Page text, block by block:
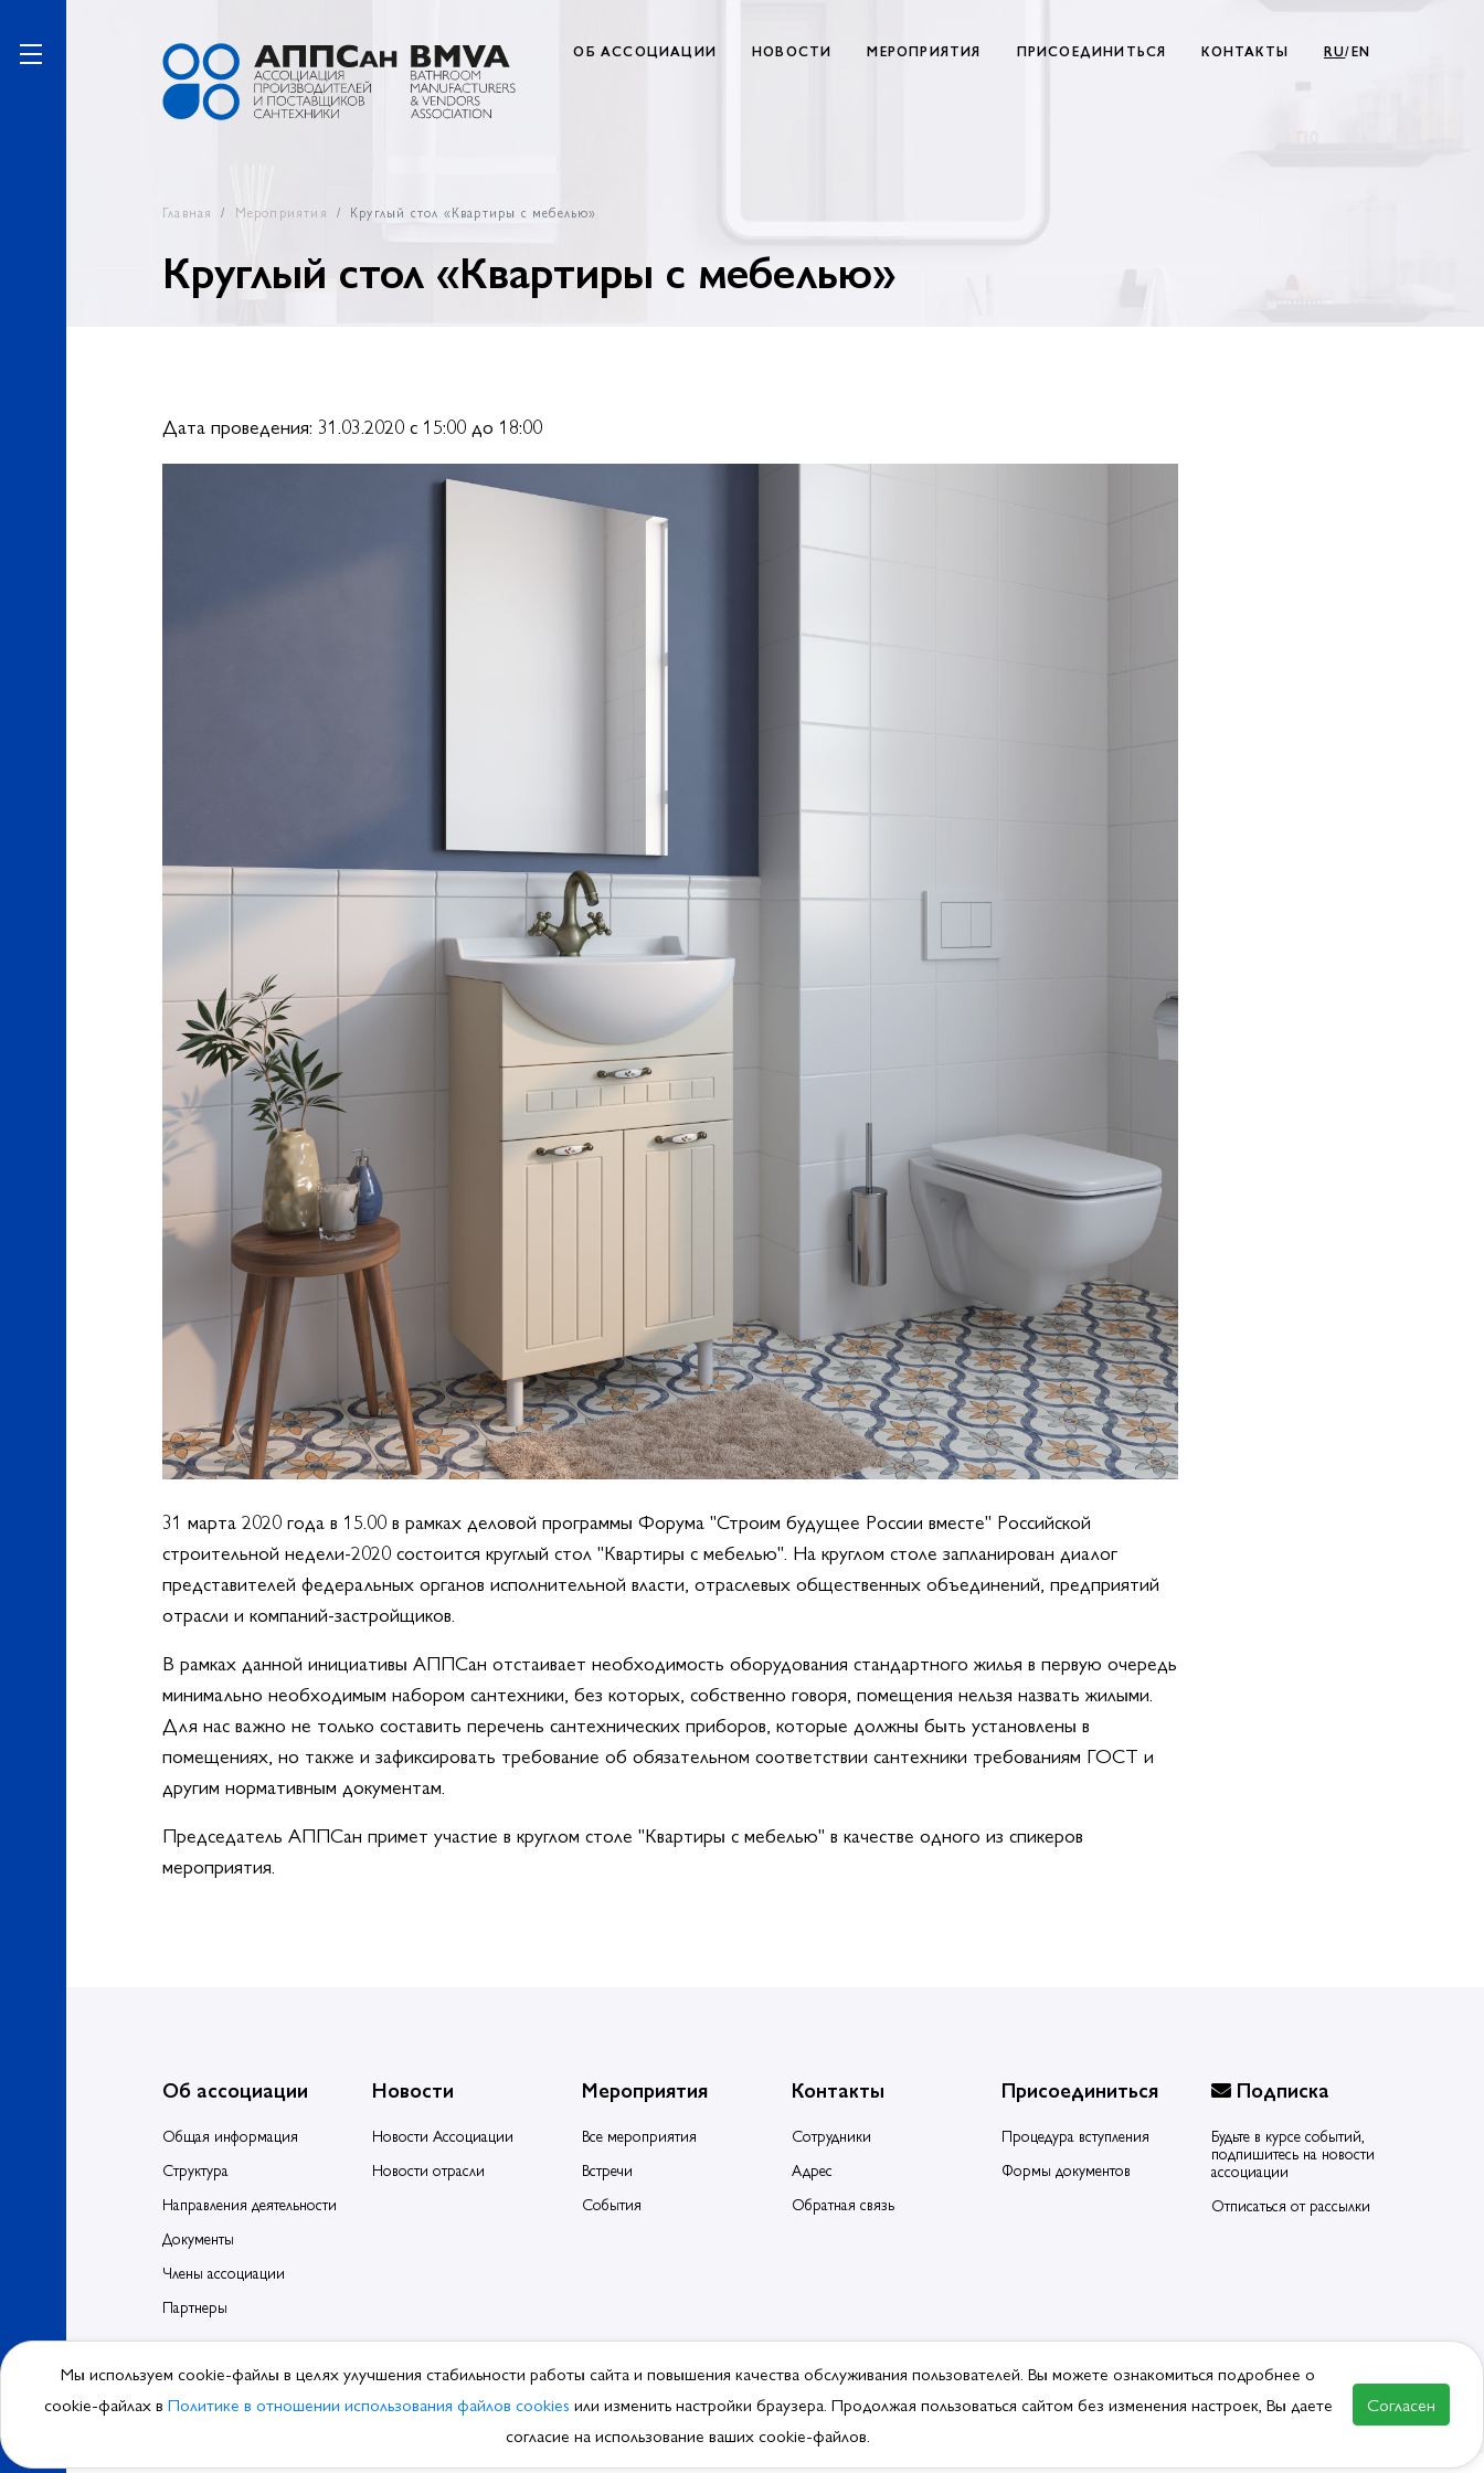
ОБ АССОЦИАЦИИ НОВОСТИ МЕРОПРИЯТИЯ ПРИСОЕДИНИТЬСЯ КОНТАКТЫ RU/EN
Главная Мероприятия Круглый стол «Квартиры с мебелью»
Круглый стол «Квартиры с мебелью»
Дата проведения: 31.03.2020 c 15:00 до 18:00
31 марта 2020 года в 15.00 в рамках деловой программы Форума "Строим будущее России вместе" Российской
строительной недели-2020 состоится круглый стол "Квартиры с мебелью". На круглом столе запланирован диалог
представителей федеральных органов исполнительной власти, отраслевых общественных объединений, предприятий
отрасли и компаний-застройщиков.
В рамках данной инициативы АППСан отстаивает необходимость оборудования стандартного жилья в первую очередь
минимально необходимым набором сантехники, без которых, собственно говоря, помещения нельзя назвать жилыми.
Для нас важно не только составить перечень сантехнических приборов, которые должны быть установлены в
помещениях, но также и зафиксировать требование об обязательном соответствии сантехники требованиям ГОСТ и
другим нормативным документам.
Председатель АППСан примет участие в круглом столе "Квартиры с мебелью" в качестве одного из спикеров
мероприятия.
Об ассоциации
Общая информация
Структура
Направления деятельности
Документы
Члены ассоциации
Партнеры
Новости
Новости Ассоциации
Новости отрасли
Мероприятия
Все мероприятия
Встречи
События
Контакты
Сотрудники
Адрес
Обратная связь
Присоединиться
Процедура вступления
Формы документов
Подписка
Будьте в курсе событий,
подпишитесь на новости
ассоциации
Отписаться от рассылки
© 2026, Ассоциация производителей и поставщиков сантехники.
Политика обработки ПДн
ВСТУПИТЬ В АССОЦИАЦИЮ
Мы используем cookie-файлы в целях улучшения стабильности работы сайта и повышения качества обслуживания пользователей. Вы можете ознакомиться подробнее о
cookie-файлах в Политике в отношении использования файлов cookies или изменить настройки браузера. Продолжая пользоваться сайтом без изменения настроек, Вы даете
согласие на использование ваших cookie-файлов.
Согласен